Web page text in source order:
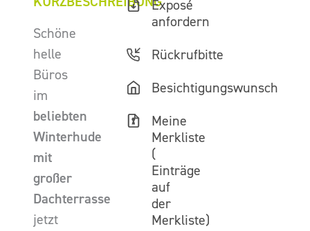
Schöne
helle
Büros
im
beliebten
Winterhude
mit
großer
Dachterrasse
jetzt
Exposé
anfordern
Rückrufbitte
Besichtigungswunsch
Meine
Merkliste
(
Einträge
auf
der
Merkliste)